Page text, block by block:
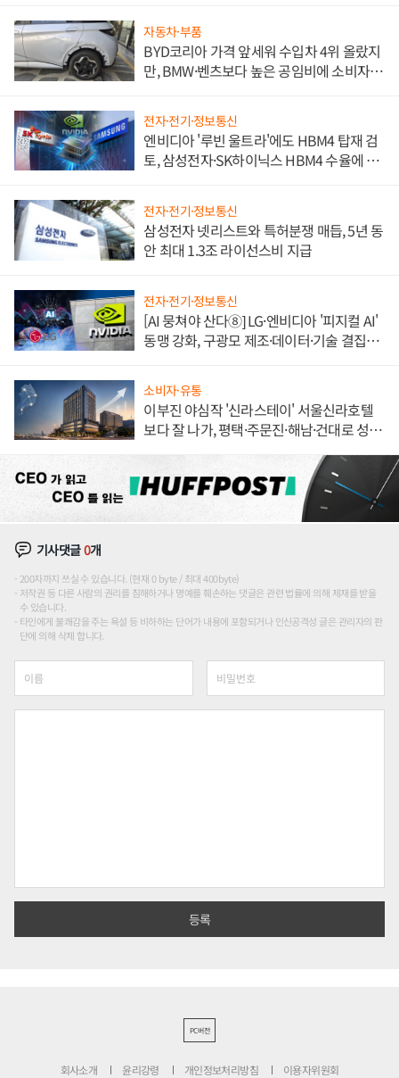
자동차·부품
BYD코리아 가격 앞세워 수입차 4위 올랐지
만, BMW·벤츠보다 높은 공임비에 소비자
전자·전기·정보통신
엔비디아 '루빈 울트라'에도 HBM4 탑재 검
토, 삼성전자·SK하이닉스 HBM4 수율에 주
전자·전기·정보통신
삼성전자 넷리스트와 특허분쟁 매듭, 5년 동
안 최대 1.3조 라이선스비 지급
전자·전기·정보통신
[AI 뭉쳐야 산다⑧] LG·엔비디아 '피지컬 AI'
동맹 강화, 구광모 제조·데이터·기술 결집
소비자·유통
이부진 야심작 '신라스테이' 서울신라호텔
보다 잘 나가, 평택·주문진·해남·건대로 성
기사댓글0개
200자까지 쓰실 수 있습니다. (현재 0 byte / 최대 400byte)
저작권 등 다른 사람의 권리를 침해하거나 명예를 훼손하는 댓글은 관련 법률에 의해 제재를 받을
수 있습니다.
타인에게 불쾌감을 주는 욕설 등 비하하는 단어가 내용에 포함되거나 인신공격성 글은 관리자의 판
단에 의해 삭제 합니다.
PC버전
회사소개 윤리강령 개인정보처리방침 이용자위원회